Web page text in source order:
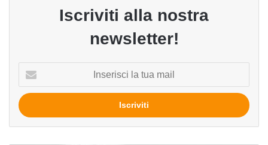
Iscriviti alla nostra
newsletter!
tua
mail